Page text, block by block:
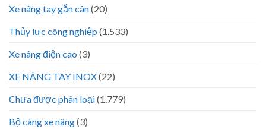
Xe nâng tay gắn cân(20)
Thủy lực công nghiệp (1.533)
Xe nâng điện cao (3)
XE NÂNG TAY INOX(22)
Chưa được phân loại(1.779)
Bộ càng xe nâng(3)